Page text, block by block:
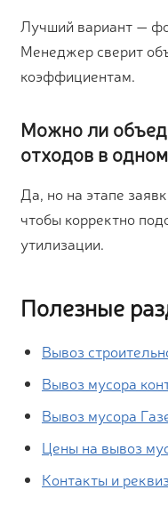
Лучший вариант —
Менеджер сверит
коэффициентам.
Можно ли
отходов в
Да, но на этапе
чтобы корректно
утилизации.
Полезные
Вывоз
Вывоз мусора
Вывоз мусора
Цены на вывоз
Контакты и